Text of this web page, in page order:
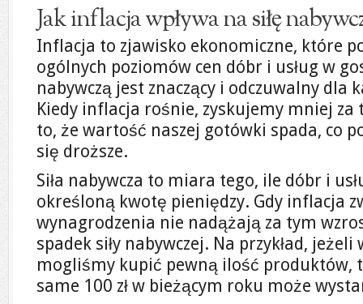
Jak inflacja wpływa na siłę
Inflacja to zjawisko ekonomiczne, które
ogólnych poziomów cen dóbr i usług w
nabywczą jest znaczący i odczuwalny dla
Kiedy inflacja rośnie, zyskujemy mniej za
to, że wartość naszej gotówki spada, co
się droższe.
Siła nabywcza to miara tego, ile dóbr i
określoną kwotę pieniędzy. Gdy inflacja
wynagrodzenia nie nadążają za tym
spadek siły nabywczej. Na przykład, jeżeli
mogliśmy kupić pewną ilość produktów,
same 100 zł w bieżącym roku może